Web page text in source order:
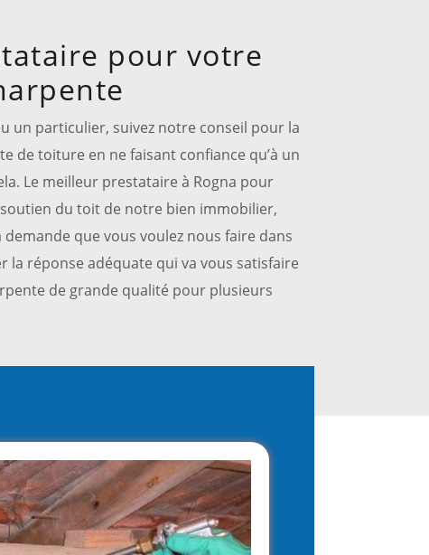
pour votre
un particulier, suivez notre conseil pour la
de toiture en ne faisant confiance qu’à un
Le meilleur prestataire à Rogna pour
du toit de notre bien immobilier,
demande que vous voulez nous faire dans
la réponse adéquate qui va vous satisfaire
de grande qualité pour plusieurs